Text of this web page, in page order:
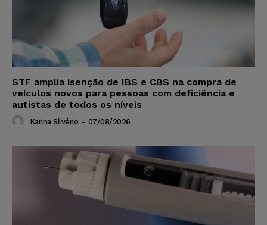
STF amplia isenção de IBS e CBS na compra de
veículos novos para pessoas com deficiência e
autistas de todos os níveis
Karina Silvério - 07/08/2026